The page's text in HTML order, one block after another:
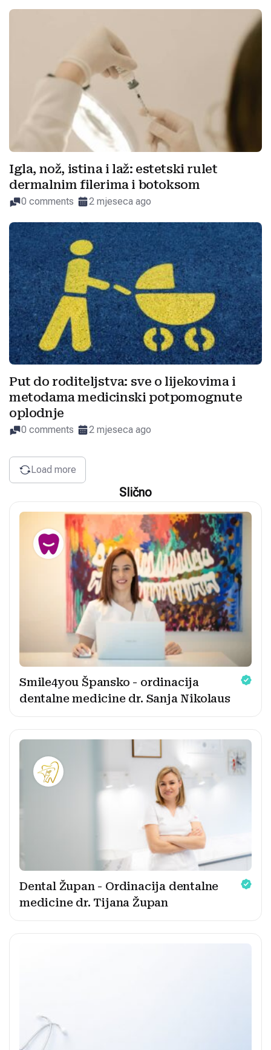
Igla, nož, istina i laž: estetski rulet
dermalnim filerima i botoksom
0 comments 2 mjeseca ago
Put do roditeljstva: sve o lijekovima i
metodama medicinski potpomognute
oplodnje
0 comments 2 mjeseca ago
Load more
Slično
Smile4you Špansko - ordinacija
dentalne medicine dr. Sanja Nikolaus
Dental Župan - Ordinacija dentalne
medicine dr. Tijana Župan